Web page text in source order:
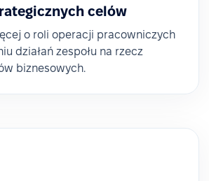
celów
o roli operacji pracowniczych
działań zespołu na rzecz
biznesowych.